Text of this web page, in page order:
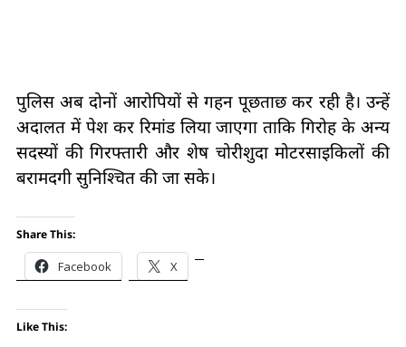
पुलिस अब दोनों आरोपियों से गहन पूछताछ कर रही है। उन्हें
अदालत में पेश कर रिमांड लिया जाएगा ताकि गिरोह के अन्य
सदस्यों की गिरफ्तारी और शेष चोरीशुदा मोटरसाइकिलों की
बरामदगी सुनिश्चित की जा सके।
Share This:
Facebook X
Like This: